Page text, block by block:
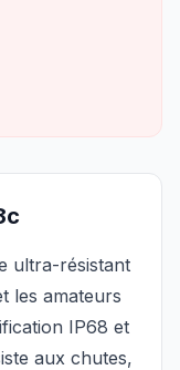
ultra-résistant
les amateurs
IP68 et
aux chutes,